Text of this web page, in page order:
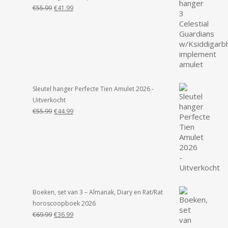
€55.99 Oorspronkelijke
€41.99Huidige
Sleutel hanger Perfecte Tien Amulet 2026 -
Uitverkocht
€55.99 Oorspronkelijke
€44.99Huidige
Boeken, set van 3 – Almanak, Diary en Rat/Rat
horoscoopboek 2026
€69.99 Oorspronkelijke
€36.99Huidige